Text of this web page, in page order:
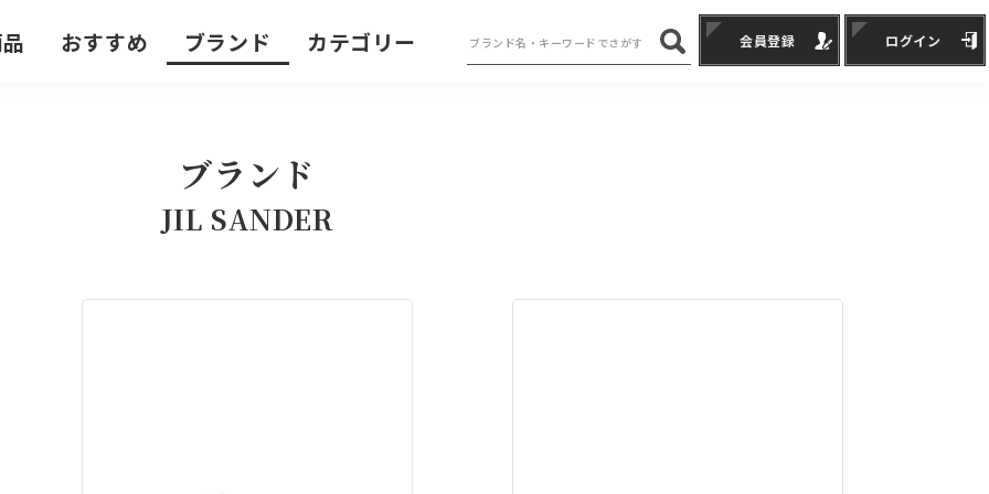
おすすめ ブランド カテゴリー 会員登録 ログイン
ブランド
JIL SANDER